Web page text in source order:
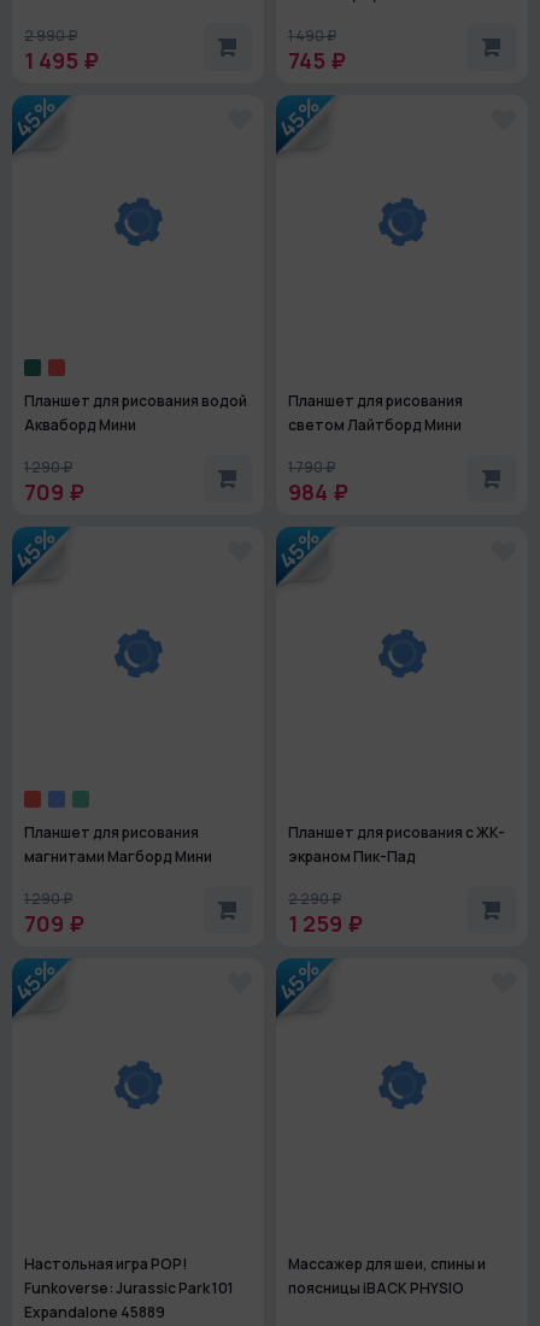
2 990 ₽
1 495 ₽
1 490 ₽
745 ₽
45%
Планшет для рисования водой
Акваборд Мини
1 290 ₽
709 ₽
45%
Планшет для рисования
светом Лайтборд Мини
1 790 ₽
984 ₽
45%
Планшет для рисования
магнитами Магборд Мини
1 290 ₽
709 ₽
45%
Планшет для рисования с ЖК-
экраном Пик-Пад
2 290 ₽
1 259 ₽
45%
Настольная игра POP!
Funkoverse: Jurassic Park 101
Expandalone 45889
45%
Массажер для шеи, спины и
поясницы iBACK PHYSIO